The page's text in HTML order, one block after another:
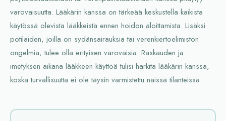
varovaisuutta. Lääkärin kanssa on tärkeää keskustella kaikista
käytössä olevista lääkkeistä ennen hoidon aloittamista. Lisäksi
potilaiden, joilla on sydänsairauksia tai verenkiertoelimistön
ongelmia, tulee olla erityisen varovaisia. Raskauden ja
imetyksen aikana lääkkeen käyttöä tulisi harkita lääkärin kanssa,
koska turvallisuutta ei ole täysin varmistettu näissä tilanteissa.